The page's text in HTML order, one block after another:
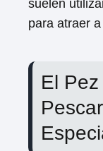
suelen
para atraer
El